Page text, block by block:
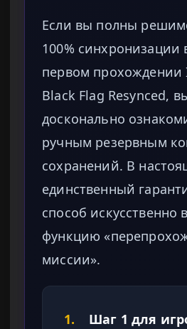
Если вы полны
100% синхронизации
первом прохождении
Black Flag Resynced,
досконально
ручным резервным
сохранений. В
единственный
способ искусственно
функцию
миссии».
1.
Шаг 1 для